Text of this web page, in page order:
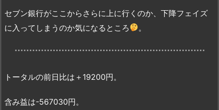
セブン銀行がここからさらに上に行くのか、下降フェイズ
に入ってしまうのか気になるところ
。
トータルの前日比は＋19200円。
含み益は-567030円。